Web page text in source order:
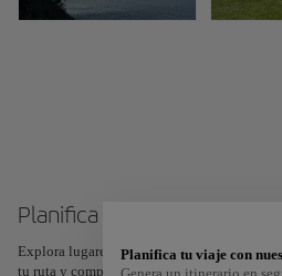
Planifica tu viaje a Santander
Explora lugares, experiencias y marca con
tu ruta y compartirla. ¿Quieres más ideas?
Planifica tu viaje con